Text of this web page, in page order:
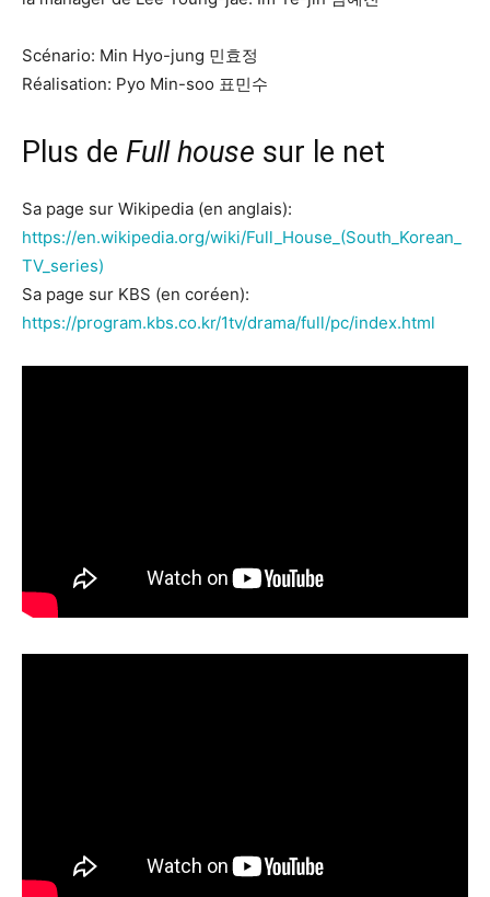
Scénario: Min Hyo-jung 민효정
Réalisation: Pyo Min-soo 표민수
Plus de Full house sur le net
Sa page sur Wikipedia (en anglais):
https://en.wikipedia.org/wiki/Full_House_(South_Korean_
TV_series)
Sa page sur KBS (en coréen):
https://program.kbs.co.kr/1tv/drama/full/pc/index.html